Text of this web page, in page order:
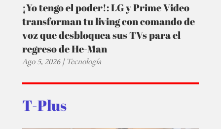
¡Yo tengo el poder!: LG y Prime Video
transforman tu living con comando de
voz que desbloquea sus TVs para el
regreso de He-Man
Ago 5, 2026|Tecnología
T-Plus